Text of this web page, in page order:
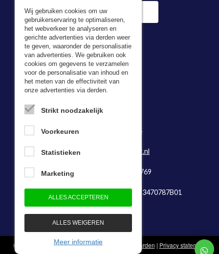
Adresgegevens
Kerkweg 5,
0184-64 29 74
E-mail:
info@bevazet.nl
KvK-nummer: 23048769
Btw-identificatienummer: NL823470787B01
© 1983 - 2026 - Bevazet B.V.Algemene voorwaarden | Privacy statement
Wij gebruiken cookies om uw
gebruikerservaring te optimaliseren,
het webverkeer te analyseren en
gerichte advertenties via derden weer
te geven, waaronder de personalisatie
van advertenties. We gebruiken ook
cookies om gegevens te verzamelen
voor de personalisatie van inhoud en
het meten van de effectiviteit van
onze advertenties via derden.
Strikt noodzakelijk
Voorkeuren
Statistieken
Marketing
ALLES ACCEPTEREN
ALLES WEIGEREN
Meer informatie